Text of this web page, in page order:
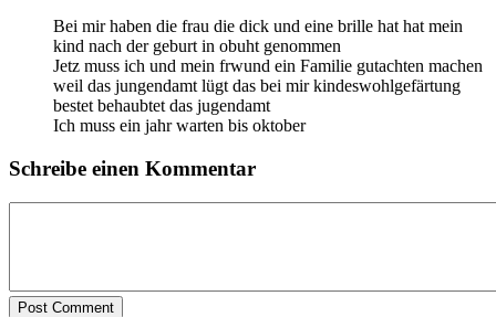
Bei mir haben die frau die dick und eine brille hat hat mein
kind nach der geburt in obuht genommen
Jetz muss ich und mein frwund ein Familie gutachten machen
weil das jungendamt lügt das bei mir kindeswohlgefärtung
bestet behaubtet das jugendamt
Ich muss ein jahr warten bis oktober
Schreibe einen Kommentar
Post Comment